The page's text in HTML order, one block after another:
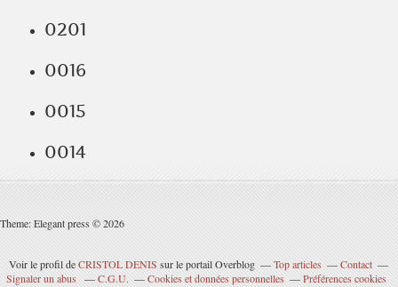
0201
0016
0015
0014
Theme: Elegant press © 2026
Voir le profil deCRISTOL DENIS sur le portail Overblog Top articles
Contact
Signaler un abus
C.G.U. Cookies et données personnelles Préférences cookies